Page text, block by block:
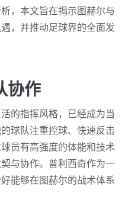
，本文旨在揭示图赫尔与
，并推动足球界的全面发
协作
的指挥风格，已经成为当
球队注重控球、快速反击
员有高强度的体能和技术
与协作。普利西奇作为一
能够在图赫尔的战术体系